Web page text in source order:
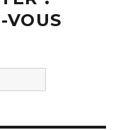
VOUS